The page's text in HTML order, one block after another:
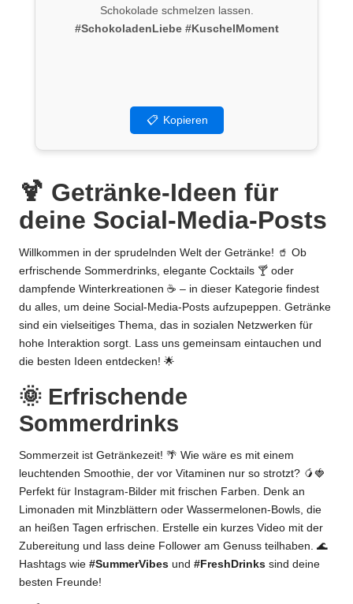
Schokolade schmelzen lassen.
#SchokoladenLiebe #KuschelMoment
📋 Kopieren
🍹 Getränke-Ideen für
deine Social-Media-Posts
Willkommen in der sprudelnden Welt der Getränke! 🥤 Ob
erfrischende Sommerdrinks, elegante Cocktails 🍸 oder
dampfende Winterkreationen ☕ – in dieser Kategorie findest
du alles, um deine Social-Media-Posts aufzupeppen. Getränke
sind ein vielseitiges Thema, das in sozialen Netzwerken für
hohe Interaktion sorgt. Lass uns gemeinsam eintauchen und
die besten Ideen entdecken! 🌟
🌞 Erfrischende
Sommerdrinks
Sommerzeit ist Getränkezeit! 🌴 Wie wäre es mit einem
leuchtenden Smoothie, der vor Vitaminen nur so strotzt? 🥭🍓
Perfekt für Instagram-Bilder mit frischen Farben. Denk an
Limonaden mit Minzblättern oder Wassermelonen-Bowls, die
an heißen Tagen erfrischen. Erstelle ein kurzes Video mit der
Zubereitung und lass deine Follower am Genuss teilhaben. 🌊
Hashtags wie #SummerVibes und #FreshDrinks sind deine
besten Freunde!